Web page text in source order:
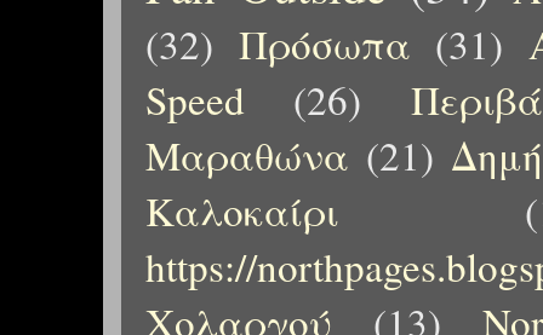
(32) Πρόσωπα (31)
Speed
(26)
Μαραθώνα (21)
Καλοκαίρι
https://
Χολαργού
(13)